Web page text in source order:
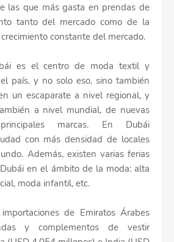
las que más gasta en prendas de
tanto del mercado como de la
constante del mercado.
es el centro de moda textil y
país, y no solo eso, sino también
un escaparate a nivel regional, y
a nivel mundial, de nuevas
marcas. En Dubái
con más densidad de locales
Además, existen varias ferias
en el ámbito de la moda: alta
moda infantil, etc.
de Emiratos Árabes
y complementos de vestir